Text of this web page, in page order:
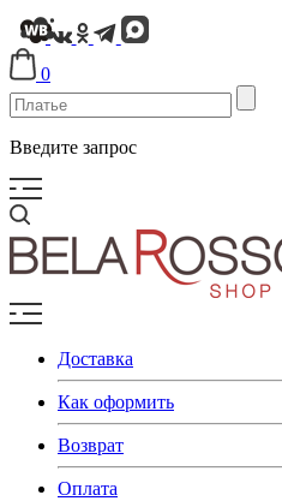
0
Введите запрос
Доставка
Как оформить
Возврат
Оплата